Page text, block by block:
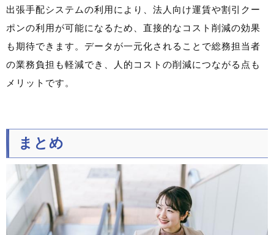
出張手配システムの利用により、法人向け運賃や割引クー
ポンの利用が可能になるため、直接的なコスト削減の効果
も期待できます。データが一元化されることで総務担当者
の業務負担も軽減でき、人的コストの削減につながる点も
メリットです。
まとめ